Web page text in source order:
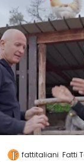
fattitaliani Fatti